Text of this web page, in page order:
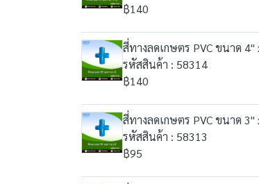
฿140
สี่ทางลดเกษตร PVC ขนาด
รหัสสินค้า : 58314
฿140
สี่ทางลดเกษตร PVC ขนาด
รหัสสินค้า : 58313
฿95